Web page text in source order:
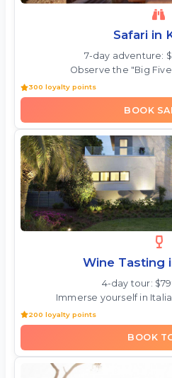
Safari in
7-day adventure:
Observe the "Big
300 loyalty points
BOOK
Wine Tasting
4-day tour:
Immerse yourself in
200 loyalty points
BOOK